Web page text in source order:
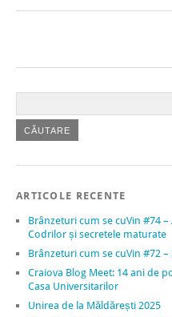
ARTICOLE RECENTE
Brânzeturi cum se cuVin #74
Codrilor și secretele maturate
Brânzeturi cum se cuVin #72
Craiova Blog Meet: 14 ani de
Casa Universitarilor
Unirea de la Măldărești 2025